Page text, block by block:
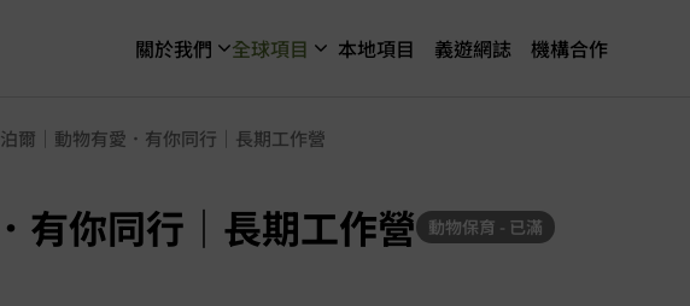
關於我們 全球項目 本地項目 義遊網誌 機構合作
爾｜動物有愛．有你同行｜長期工作營
有你同行｜長期工作營 動物保育 - 已滿